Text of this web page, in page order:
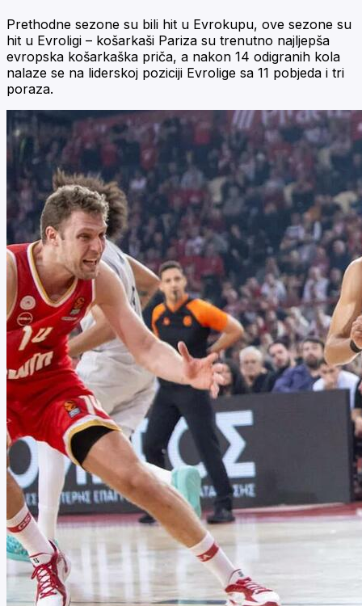
Prethodne sezone su bili hit u Evrokupu, ove sezone su
hit u Evroligi – košarkaši Pariza su trenutno najljepša
evropska košarkaška priča, a nakon 14 odigranih kola
nalaze se na liderskoj poziciji Evrolige sa 11 pobjeda i tri
poraza.